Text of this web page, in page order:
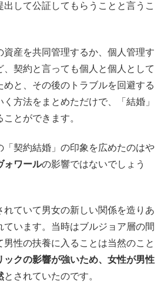
出して公証してもらうことと言うこ
資産を共同管理するか、個人管理す
、契約と言っても個人と個人として
と、その後のトラブルを回避する
方法をまとめただけで、「結婚」
とができます。
「契約結婚」の印象を広めたのはや
ォワールの影響ではないでしょう
れていて男女の新しい関係を造りあ
ています。当時はブルジョア層の間
男性の扶養に入ることは当然のこと
ックの影響が強いため、女性が男性
とされていたのです。